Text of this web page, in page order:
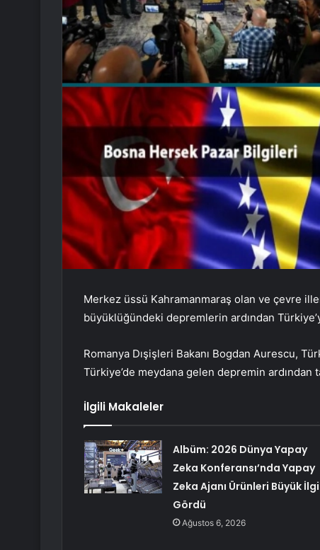
Merkez üssü Kahramanmaraş olan ve çevre
büyüklüğündeki depremlerin ardından
Romanya Dışişleri Bakanı Bogdan Aurescu,
Türkiye’de meydana gelen depremin ardından
İlgili Makaleler
Albüm: 2026 Dünya Yapay
Zeka Konferansı’nda Yapay
Zeka Ajanı Ürünleri Büyük İlgi
Gördü
Ağustos 6, 2026